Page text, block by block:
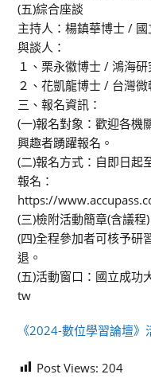
(五)綜合座談
主持人：楊鎮華博士 /
與談人：
１、栗永徽博士 / 鴻海
２、花凱龍博士 / 台灣
三、報名資訊：
(一)報名對象：歡迎各機
興趣者踴躍報名。
(二)報名方式：自即日起
報名：
https://
(三)檢附活動簡章(含議程)
(四)全程參加者可核予研
退。
(五)活動窗口：國立成
tw
《2024-數位學習論壇》
Post Views: 204